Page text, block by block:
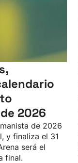
2026
de 2026
y finaliza el 31
será el
final.